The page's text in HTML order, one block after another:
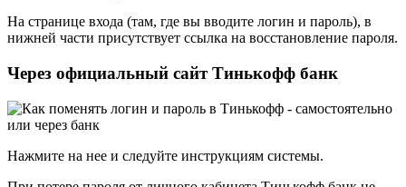
На странице входа (там, где вы вводите логин и пароль), в
нижней части присутствует ссылка на восстановление пароля.
Через официальный сайт Тинькофф банк
Нажмите на нее и следуйте инструкциям системы.